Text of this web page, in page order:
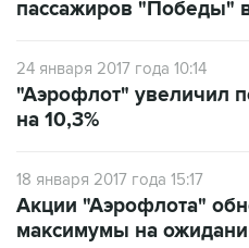
24 января 2017 года 10:14
на 10,3%
18 января 2017 года 15:17
максимумы на
дивидендов